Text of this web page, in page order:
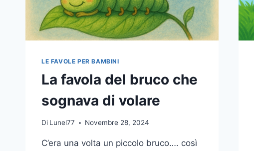
LE FAVOLE PER BAMBINI
La favola del bruco che
sognava di volare
Di Lunel77 Novembre 28, 2024
C’era una volta un piccolo bruco…. così